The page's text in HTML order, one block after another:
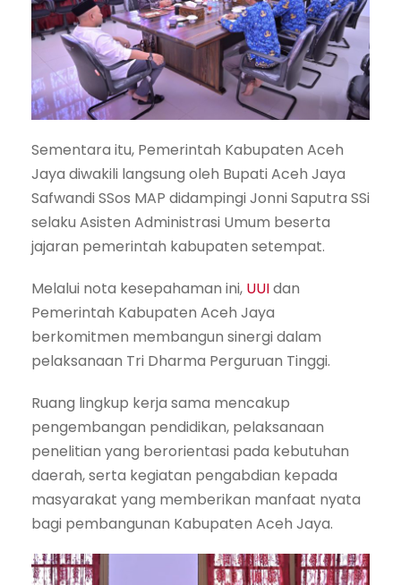
Sementara itu, Pemerintah Kabupaten Aceh
Jaya diwakili langsung oleh Bupati Aceh Jaya
Safwandi SSos MAP didampingi Jonni Saputra SSi
selaku Asisten Administrasi Umum beserta
jajaran pemerintah kabupaten setempat.
Melalui nota kesepahaman ini, UUIdan
Pemerintah Kabupaten Aceh Jaya
berkomitmen membangun sinergi dalam
pelaksanaan Tri Dharma Perguruan Tinggi.
Ruang lingkup kerja sama mencakup
pengembangan pendidikan, pelaksanaan
penelitian yang berorientasi pada kebutuhan
daerah, serta kegiatan pengabdian kepada
masyarakat yang memberikan manfaat nyata
bagi pembangunan Kabupaten Aceh Jaya.